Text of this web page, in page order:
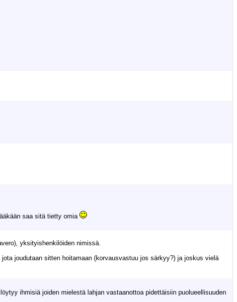
saa sitä tietty omia
yksityishenkilöiden nimissä.
joudutaan sitten hoitamaan (korvausvastuu jos särkyy?) ja joskus vielä
ihmisiä joiden mielestä lahjan vastaanottoa pidettäisiin puolueellisuuden